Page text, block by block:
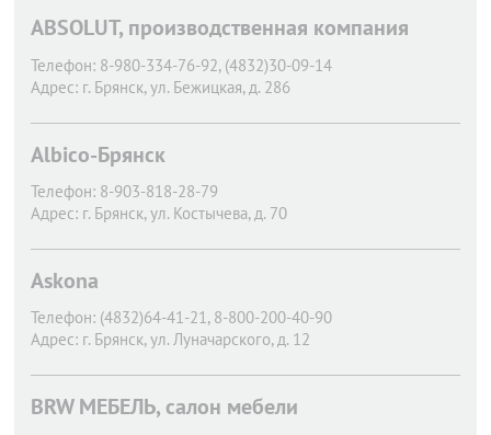
ABSOLUT, производственная компания
Телефон: 8-980-334-76-92, (4832)30-09-14
Адрес: г. Брянск, ул. Бежицкая, д. 286
Albico-Брянск
Телефон: 8-903-818-28-79
Адрес: г. Брянск, ул. Костычева, д. 70
Askona
Телефон: (4832)64-41-21, 8-800-200-40-90
Адрес: г. Брянск, ул. Луначарского, д. 12
BRW МЕБЕЛЬ, салон мебели